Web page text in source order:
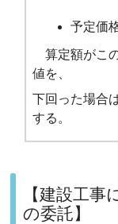
予定価
算定額がこ
値を、
下回った場合
する。
【建設工
の委託】